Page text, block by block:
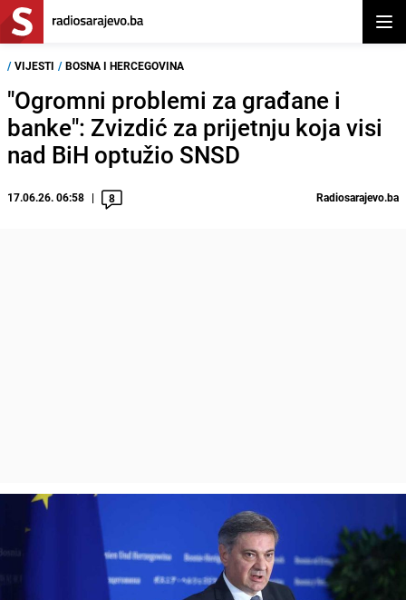
/ VIJESTI / BOSNA I HERCEGOVINA
"Ogromni problemi za građane i
banke": Zvizdić za prijetnju koja visi
nad BiH optužio SNSD
17.06.26. 06:58 8 Radiosarajevo.ba